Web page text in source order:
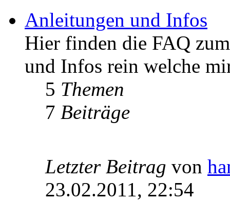
Anleitungen und Infos
Hier finden die FAQ
und Infos rein welche
5 Themen
7 Beiträge
Letzter Beitrag von
23.02.2011, 22:54